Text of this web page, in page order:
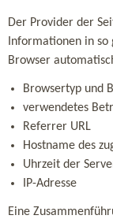
Der Provider der
Informationen in
Browser
Browsertyp und
verwendetes
Referrer URL
Hostname des
Uhrzeit der
IP-Adresse
Eine